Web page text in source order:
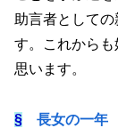
助言者として
す。これから
思います。
§ 長女の一年